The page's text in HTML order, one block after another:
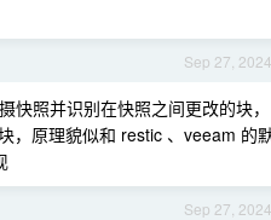
Sep 27, 2024
照并识别在快照之间更改的块，
，原理貌似和 restic 、veeam 的
Sep 27, 2024